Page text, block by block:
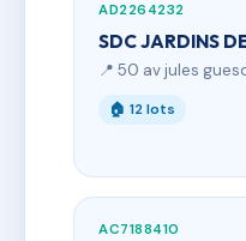
AD2264232
SDC JARDINS
📍 50 av jules
🏠 12 lots
AC7188410